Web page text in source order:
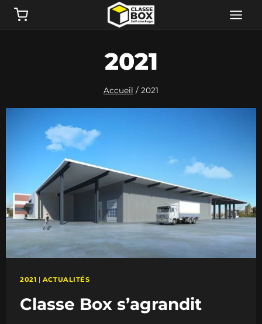
Aller
2021
Accueil / 2021
2021 | ACTUALITÉS
Classe Box s’agrandit